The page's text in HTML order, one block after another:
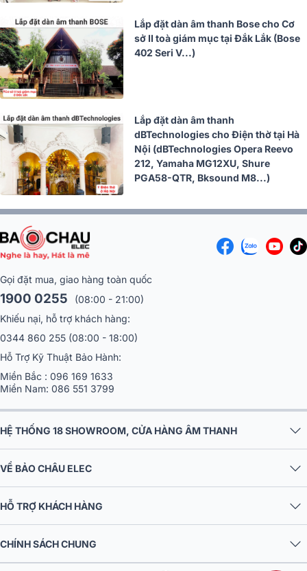
Lắp đặt dàn âm thanh Bose cho Cơ
sở II toà giám mục tại Đắk Lắk (Bose
402 Seri V...)
Lắp đặt dàn âm thanh
dBTechnologies cho Điện thờ tại Hà
Nội (dBTechnologies Opera Reevo
212, Yamaha MG12XU, Shure
PGA58-QTR, Bksound M8...)
Gọi đặt mua, giao hàng toàn quốc
1900 0255
(08:00 - 21:00)
Khiếu nại, hỗ trợ khách hàng:
0344 860 255 (08:00 - 18:00)
Hỗ Trợ Kỹ Thuật Bảo Hành:
Miền Bắc : 096 169 1633
Miền Nam: 086 551 3799
HỆ THỐNG 18 SHOWROOM, CỬA HÀNG ÂM THANH
VỀ BẢO CHÂU ELEC
HỖ TRỢ KHÁCH HÀNG
CHÍNH SÁCH CHUNG